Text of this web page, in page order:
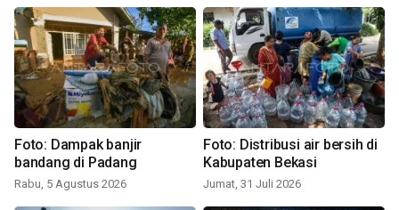
Foto: Dampak banjir
bandang di Padang
Rabu, 5 Agustus 2026
Foto: Distribusi air bersih di
Kabupaten Bekasi
Jumat, 31 Juli 2026